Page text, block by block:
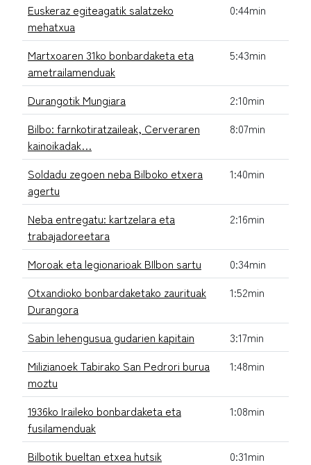
Euskeraz egiteagatik salatzeko
mehatxua
0:44min
Martxoaren 31ko bonbardaketa eta
ametrailamenduak
5:43min
Durangotik Mungiara
2:10min
Bilbo: farnkotiratzaileak, Cerveraren
kainoikadak…
8:07min
Soldadu zegoen neba Bilboko etxera
agertu
1:40min
Neba entregatu: kartzelara eta
trabajadoreetara
2:16min
Moroak eta legionarioak BIlbon sartu
0:34min
Otxandioko bonbardaketako zaurituak
Durangora
1:52min
Sabin lehengusua gudarien kapitain
3:17min
Milizianoek Tabirako San Pedrori burua
moztu
1:48min
1936ko Iraileko bonbardaketa eta
fusilamenduak
1:08min
Bilbotik bueltan etxea hutsik
0:31min